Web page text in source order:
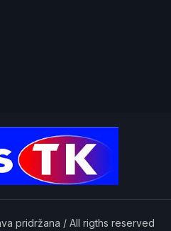
pridržana / All rigths reserved